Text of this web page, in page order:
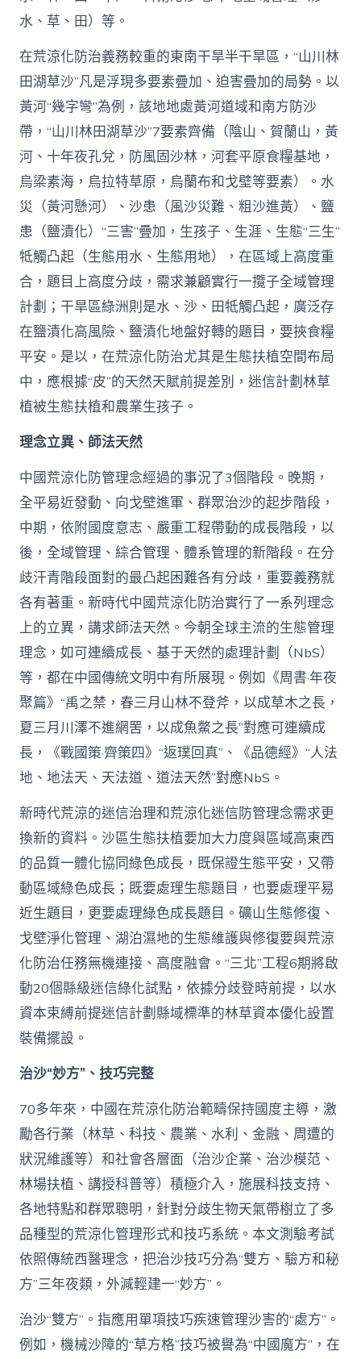
水、草、田）等。
在荒涼化防治義務較重的東南干旱半干旱區，“山川林
田湖草沙”凡是浮現多要素疊加、迫害疊加的局勢。以
黃河“幾字彎”為例，該地地處黃河道域和南方防沙
帶，“山川林田湖草沙”7要素齊備（陰山、賀蘭山，黃
河、十年夜孔兌，防風固沙林，河套平原食糧基地，
烏梁素海，烏拉特草原，烏蘭布和戈壁等要素）。水
災（黃河懸河）、沙患（風沙災難、粗沙進黃）、鹽
患（鹽漬化）“三害”疊加，生孩子、生涯、生態“三生”
牴觸凸起（生態用水、生態用地），在區域上高度重
合，題目上高度分歧，需求兼顧實行一攬子全域管理
計劃；干旱區綠洲則是水、沙、田牴觸凸起，廣泛存
在鹽漬化高風險、鹽漬化地盤好轉的題目，要挾食糧
平安。是以，在荒涼化防治尤其是生態扶植空間布局
中，應根據“皮”的天然天賦前提差別，迷信計劃林草
植被生態扶植和農業生孩子。
理念立異、師法天然
中國荒涼化防管理念經過的事況了3個階段。晚期，
全平易近發動、向戈壁進軍、群眾治沙的起步階段，
中期，依附國度意志、嚴重工程帶動的成長階段，以
後，全域管理、綜合管理、體系管理的新階段。在分
歧汗青階段面對的最凸起困難各有分歧，重要義務就
各有著重。新時代中國荒涼化防治實行了一系列理念
上的立異，講求師法天然。今朝全球主流的生態管理
理念，如可連續成長、基于天然的處理計劃（NbS）
等，都在中國傳統文明中有所展現。例如《周書·年夜
聚篇》“禹之禁，春三月山林不登斧，以成草木之長，
夏三月川澤不進網罟，以成魚鱉之長”對應可連續成
長，《戰國策·齊策四》“返璞回真”、《品德經》“人法
地、地法天、天法道、道法天然”對應NbS。
新時代荒涼的迷信治理和荒涼化迷信防管理念需求更
換新的資料。沙區生態扶植要加大力度與區域高東西
的品質一體化協同綠色成長，既保證生態平安，又帶
動區域綠色成長；既要處理生態題目，也要處理平易
近生題目，更要處理綠色成長題目。礦山生態修復、
戈壁淨化管理、湖泊濕地的生態維護與修復要與荒涼
化防治任務無機連接、高度融會。“三北”工程6期將啟
動20個縣級迷信綠化試點，依據分歧登時前提，以水
資本束縛前提迷信計劃縣域標準的林草資本優化設置
裝備擺設。
治沙“妙方”、技巧完整
70多年來，中國在荒涼化防治範疇保持國度主導，激
勵各行業（林草、科技、農業、水利、金融、周遭的
狀況維護等）和社會各層面（治沙企業、治沙模范、
林場扶植、講授科普等）積極介入，施展科技支持、
各地特點和群眾聰明，針對分歧生物天氣帶樹立了多
品種型的荒涼化管理形式和技巧系統。本文測驗考試
依照傳統西醫理念，把治沙技巧分為“雙方、驗方和秘
方”三年夜類，外減輕建一“妙方”。
治沙“雙方”。指應用單項技巧疾速管理沙害的“處方”。
例如，機械沙障的“草方格”技巧被譽為“中國魔方”，在